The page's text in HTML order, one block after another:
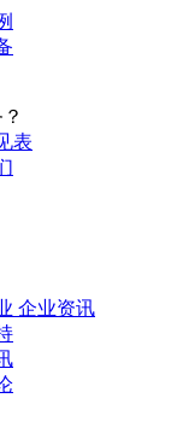
表
企业资讯